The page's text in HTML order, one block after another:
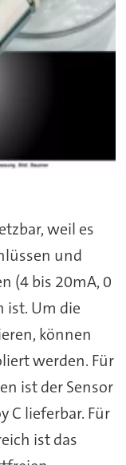
weil es
und
(4 bis 20mA, 0
ist. Um die
können
werden. Für
ist der Sensor
C lieferbar. Für
ist das